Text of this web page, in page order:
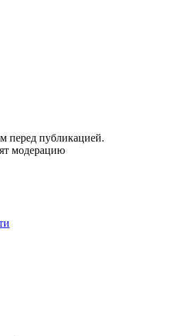
перед публикацией.
модерацию